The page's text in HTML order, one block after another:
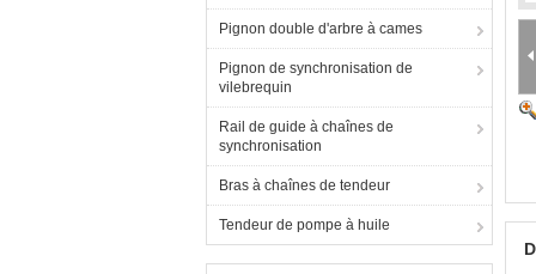
Pignon double d'arbre à cames
Pignon de synchronisation de
vilebrequin
Rail de guide à chaînes de
synchronisation
Bras à chaînes de tendeur
Tendeur de pompe à huile